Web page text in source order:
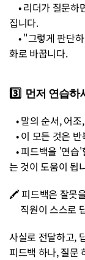
집니다.
화로 바꿉니다.
3️⃣  먼저 연습하
• 말의 순서,
• 이 모든 것은
   • 피드백을 '연습'할 기회가 없기 때문에, AI 면담 연습을 활용하
는 것이 도움이 됩
🖍️ 피드백은 잘못
직원이 스스
사실로 전달하고,
피드백 하나, 질문